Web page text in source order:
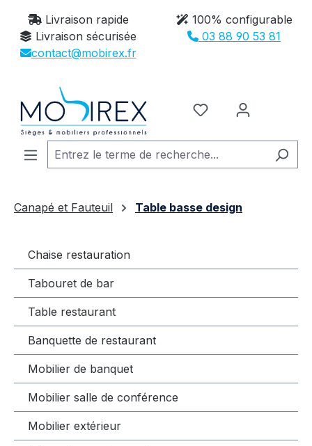
Passer au contenu principal
Livraison rapide
100% configurable
Livraison sécurisée
03 88 90 53 81
contact@mobirex.fr
Vous avez 0
Canapé et Fauteuil Table basse design
Chaise restauration
Tabouret de bar
Table restaurant
Banquette de restaurant
Mobilier de banquet
Mobilier salle de conférence
Mobilier extérieur